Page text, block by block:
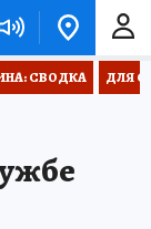
СВОДКА ДЛЯ